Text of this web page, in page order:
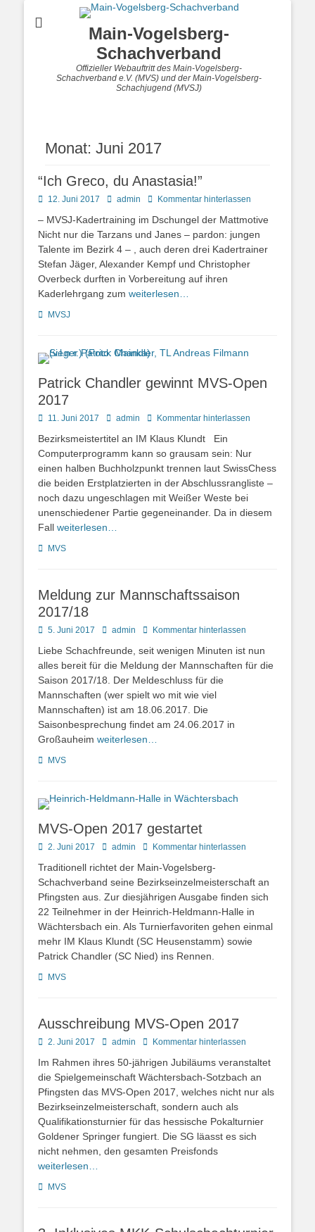
Main-Vogelsberg-
Schachverband
Offizieller Webauftritt des Main-Vogelsberg-
Schachverband e.V. (MVS) und der Main-Vogelsberg-
Schachjugend (MVSJ)
Monat: Juni 2017
“Ich Greco, du Anastasia!”
Posted
12. Juni 2017 Autoradmin Kommentar hinterlassen
– MVSJ-Kadertraining im Dschungel der Mattmotive
Nicht nur die Tarzans und Janes – pardon: jungen
Talente im Bezirk 4 – , auch deren drei Kadertrainer
Stefan Jäger, Alexander Kempf und Christopher
Overbeck durften in Vorbereitung auf ihren
Kaderlehrgang zum weiterlesen…
Kategorien
MVSJ
Patrick Chandler gewinnt MVS-Open
2017
Posted
11. Juni 2017 Autoradmin Kommentar hinterlassen
Bezirksmeistertitel an IM Klaus Klundt Ein
Computerprogramm kann so grausam sein: Nur
einen halben Buchholzpunkt trennen laut SwissChess
die beiden Erstplatzierten in der Abschlussrangliste –
noch dazu ungeschlagen mit Weißer Weste bei
unenschiedener Partie gegeneinander. Da in diesem
Fall weiterlesen…
Kategorien
MVS
Meldung zur Mannschaftssaison
2017/18
Posted
5. Juni 2017 Autoradmin Kommentar hinterlassen
Liebe Schachfreunde, seit wenigen Minuten ist nun
alles bereit für die Meldung der Mannschaften für die
Saison 2017/18. Der Meldeschluss für die
Mannschaften (wer spielt wo mit wie viel
Mannschaften) ist am 18.06.2017. Die
Saisonbesprechung findet am 24.06.2017 in
Großauheim weiterlesen…
Kategorien
MVS
MVS-Open 2017 gestartet
Posted
2. Juni 2017 Autoradmin Kommentar hinterlassen
Traditionell richtet der Main-Vogelsberg-
Schachverband seine Bezirkseinzelmeisterschaft an
Pfingsten aus. Zur diesjährigen Ausgabe finden sich
22 Teilnehmer in der Heinrich-Heldmann-Halle in
Wächtersbach ein. Als Turnierfavoriten gehen einmal
mehr IM Klaus Klundt (SC Heusenstamm) sowie
Patrick Chandler (SC Nied) ins Rennen.
Kategorien
MVS
Ausschreibung MVS-Open 2017
Posted
2. Juni 2017 Autoradmin Kommentar hinterlassen
Im Rahmen ihres 50-jährigen Jubiläums veranstaltet
die Spielgemeinschaft Wächtersbach-Sotzbach an
Pfingsten das MVS-Open 2017, welches nicht nur als
Bezirkseinzelmeisterschaft, sondern auch als
Qualifikationsturnier für das hessische Pokalturnier
Goldener Springer fungiert. Die SG läasst es sich
nicht nehmen, den gesamten Preisfonds
weiterlesen…
Kategorien
MVS